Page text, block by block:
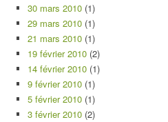
30 mars 2010 (1)
29 mars 2010 (1)
21 mars 2010 (1)
19 février 2010 (2)
14 février 2010 (1)
9 février 2010 (1)
5 février 2010 (1)
3 février 2010 (2)